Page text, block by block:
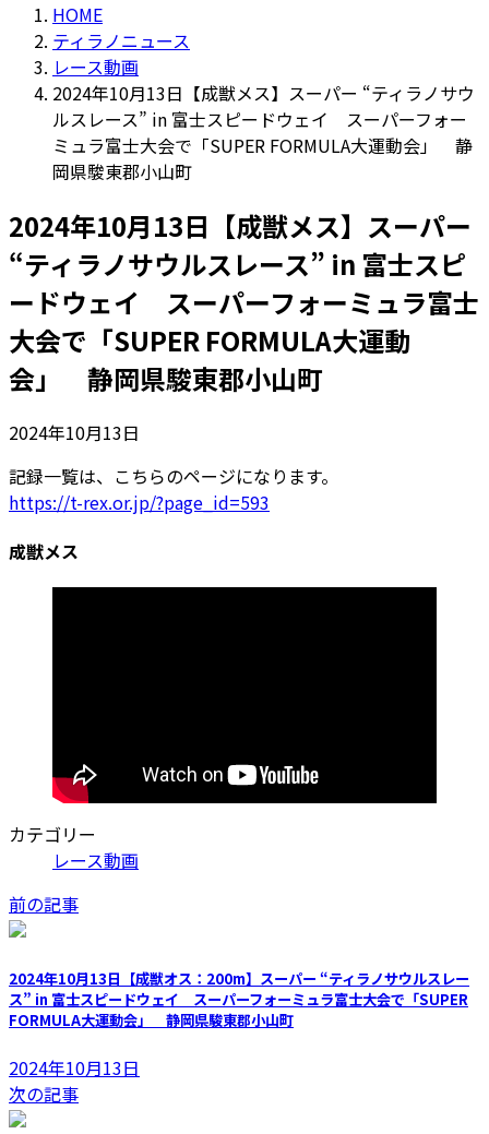
HOME
ティラノニュース
レース動画
2024年10月13日【成獣メス】スーパー “ティラノサウ
ルスレース” in 富士スピードウェイ スーパーフォー
ミュラ富士大会で「SUPER FORMULA大運動会」 静
岡県駿東郡小山町
2024年10月13日【成獣メス】スーパー
“ティラノサウルスレース” in 富士スピ
ードウェイ スーパーフォーミュラ富士
大会で「SUPER FORMULA大運動
会」 静岡県駿東郡小山町
2024年10月13日
記録一覧は、こちらのページになります。
https://t-rex.or.jp/?page_id=593
成獣メス
カテゴリー
レース動画
前の記事
2024年10月13日【成獣オス：200m】スーパー “ティラノサウルスレー
ス” in 富士スピードウェイ スーパーフォーミュラ富士大会で「SUPER
FORMULA大運動会」 静岡県駿東郡小山町
2024年10月13日
次の記事